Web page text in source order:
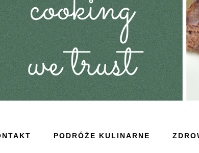
PODRÓŻE KULINARNE